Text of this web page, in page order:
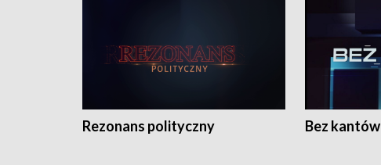
Rezonans polityczny Bez kantów